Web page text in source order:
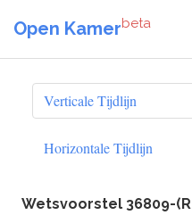
Open Kamerbeta
Verticale Tijdlijn
Horizontale Tijdlijn
Wetsvoorstel 36809-